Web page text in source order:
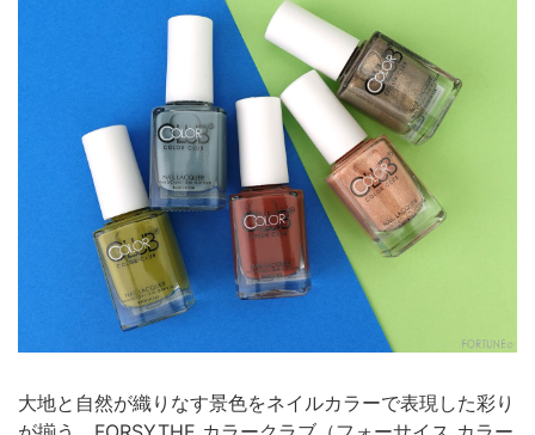
大地と自然が織りなす景色をネイルカラーで表現した彩り